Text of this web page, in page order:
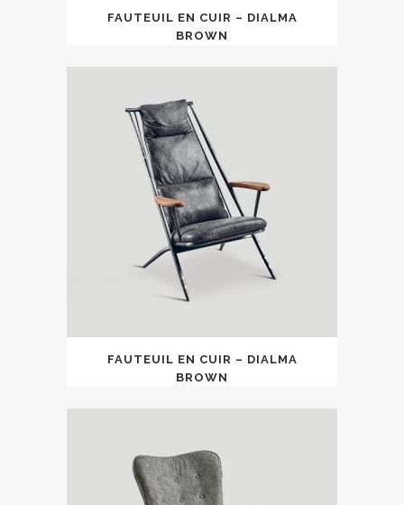
FAUTEUIL EN CUIR – DIALMA
BROWN
FAUTEUIL EN CUIR – DIALMA
BROWN